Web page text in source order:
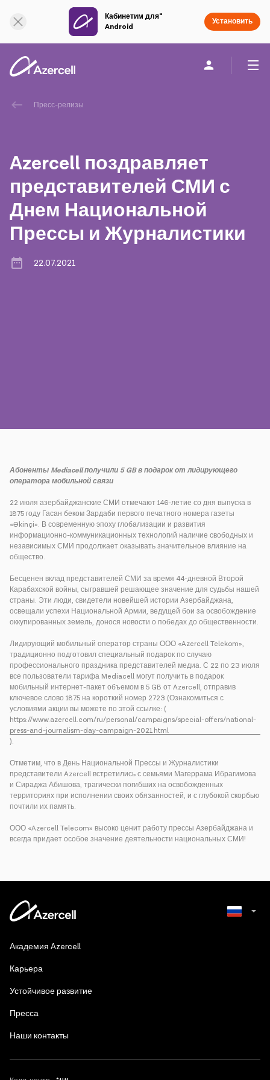
Кабинетим для"
Android
Установить
Частным клиентам
Социальная Ответственность
Устойчивое развитие
Карьера
Академия Azercell
Пресс-релизы
Azercell поздравляет
представителей СМИ с
Днем Национальной
Прессы и Журналистики
22.07.2021
Абоненты Mediacellполучили 5 GBв подарок от лидирующего
оператора мобильной связи
22 июля азербайджанские СМИ отмечают 146-летие со дня выпуска в
1875 году Гасан беком Зардаби первого печатного номера газеты
«Əkinçi». В современную эпоху глобализации и развития
информационно-коммуникационных технологий наличие свободных и
независимых СМИ продолжает оказывать значительное влияние на
общество.
Бесценен вклад представителей СМИ за время 44-дневной Второй
Карабахской войны, сыгравшей решающее значение для судьбы нашей
страны. Эти люди, свидетели новейшей истории Азербайджана,
освещали успехи Национальной Армии, ведущей бои за освобождение
оккупированных земель, донося новости о победах до общественности.
Лидирующий мобильный оператор страны ООО «Azercell Telekom»,
традиционно подготовил специальный подарок по случаю
профессионального праздника представителей медиа. С 22 по 23 июля
все пользователи тарифа Mediacell могут получить в подарок
мобильный интернет-пакет объемом в 5 GB от Azercell, отправив
ключевое слово 1875 на короткий номер 2723 (Ознакомиться с
условиями акции вы можете по этой ссылке: (
https://www.azercell.com/ru/personal/campaigns/special-offers/national-
press-and-journalism-day-campaign-2021.html
).
Отметим, что в День Национальной Прессы и Журналистики
представители Azercell встретились с семьями Магеррама Ибрагимова
и Сираджа Абишова, трагически погибших на освобожденных
территориях при исполнении своих обязанностей, и с глубокой скорбью
почтили их память.
ООО «Azercell Telecom» высоко ценит работу прессы Азербайджана и
всегда придает особое значение деятельности национальных СМИ!
Академия Azercell
Карьера
Устойчивое развитие
Пресса
Наши контакты
Онлайн поддержка